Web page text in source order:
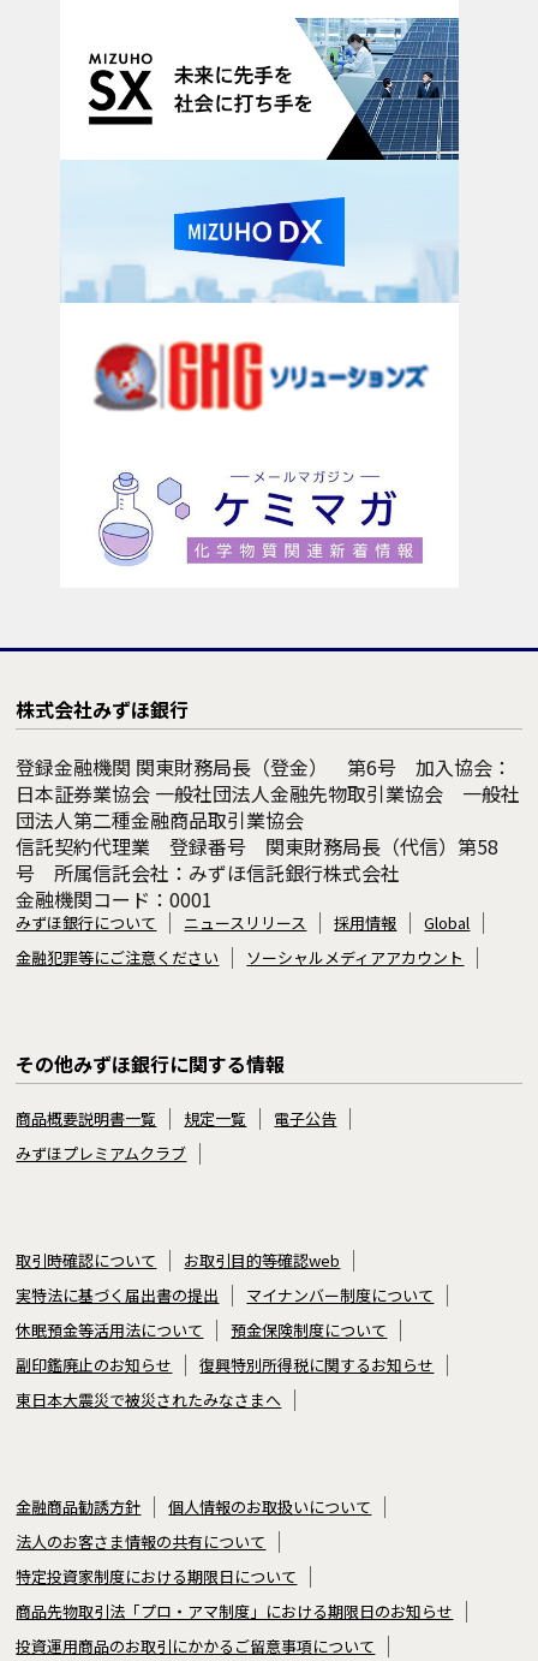
株式会社みずほ銀行
登録金融機関 関東財務局長（登金） 第6号 加入協会：
日本証券業協会 一般社団法人金融先物取引業協会 一般社
団法人第二種金融商品取引業協会
信託契約代理業 登録番号 関東財務局長（代信）第58
号 所属信託会社：みずほ信託銀行株式会社
金融機関コード：0001
みずほ銀行について ニュースリリース 採用情報
Global
金融犯罪等にご注意ください
ソーシャルメディアアカウント
その他みずほ銀行に関する情報
商品概要説明書一覧 規定一覧
電子公告
みずほプレミアムクラブ
取引時確認について
お取引目的等確認web
実特法に基づく届出書の提出
マイナンバー制度について
休眠預金等活用法について
預金保険制度について
副印鑑廃止のお知らせ
復興特別所得税に関するお知らせ
東日本大震災で被災されたみなさまへ
金融商品勧誘方針
個人情報のお取扱いについて
法人のお客さま情報の共有について
特定投資家制度における期限日について
商品先物取引法「プロ・アマ制度」における期限日のお知らせ
投資運用商品のお取引にかかるご留意事項について